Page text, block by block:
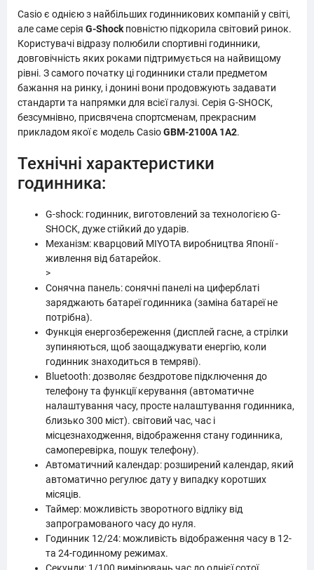
Casio є однією з найбільших годинникових компаній у світі,
але саме серія G-Shock повністю підкорила світовий ринок.
Користувачі відразу полюбили спортивні годинники,
довговічність яких роками підтримується на найвищому
рівні. З самого початку ці годинники стали предметом
бажання на ринку, і донині вони продовжують задавати
стандарти та напрямки для всієї галузі. Серія G-SHOCK,
безсумнівно, присвячена спортсменам, прекрасним
прикладом якої є модель CasioGBM-2100A 1A2.
Технічні характеристики
годинника:
G-shock: годинник, виготовлений за технологією G-
SHOCK, дуже стійкий до ударів.
Механізм: кварцовий MIYOTA виробництва Японії -
живлення від батарейок.
>
Сонячна панель: сонячні панелі на циферблаті
заряджають батареї годинника (заміна батареї не
потрібна).
Функція енергозбереження (дисплей гасне, а стрілки
зупиняються, щоб заощаджувати енергію, коли
годинник знаходиться в темряві).
Bluetooth: дозволяє бездротове підключення до
телефону та функції керування (автоматичне
налаштування часу, просте налаштування годинника,
близько 300 міст). світовий час, час і
місцезнаходження, відображення стану годинника,
самоперевірка, пошук телефону).
Автоматичний календар: розширений календар, який
автоматично регулює дату у випадку коротших
місяців.
Таймер: можливість зворотного відліку від
запрограмованого часу до нуля.
Годинник 12/24: можливість відображення часу в 12-
та 24-годинному режимах.